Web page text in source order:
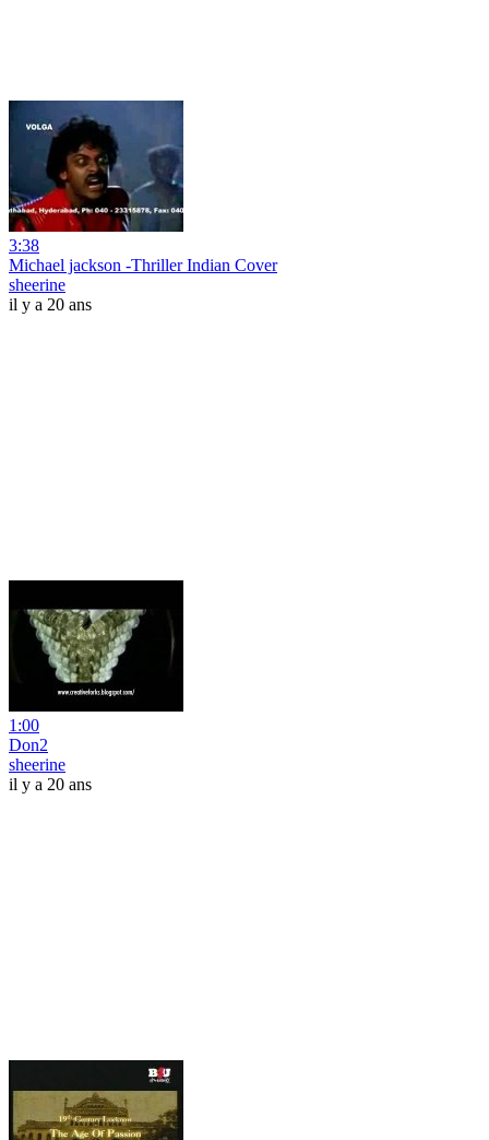
3:38
Michael jackson -Thriller Indian Cover
sheerine
il y a 20 ans
1:00
Don2
sheerine
il y a 20 ans